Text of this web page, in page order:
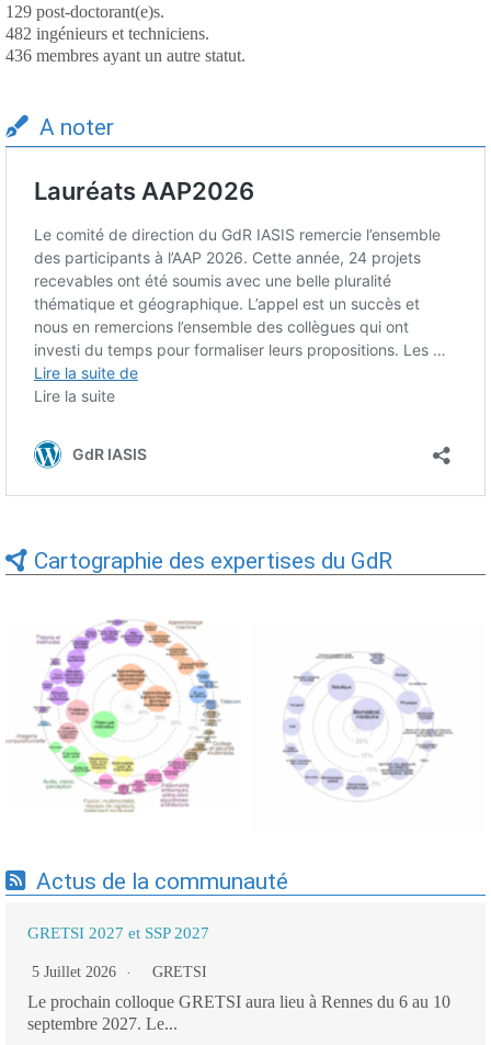
129 post-doctorant(e)s.
482 ingénieurs et techniciens.
436 membres ayant un autre statut.
A noter
Cartographie des expertises du GdR
Expertises du GdR -
cartographie par Axes -
19/09/2025
Expertises du GdR -
cartographie par mots-clés
applicatifs - 19/09/2025
Actus de la communauté
GRETSI 2027 et SSP 2027
5 Juillet 2026 GRETSI
Le prochain colloque GRETSI aura lieu à Rennes du 6 au 10
septembre 2027. Le...